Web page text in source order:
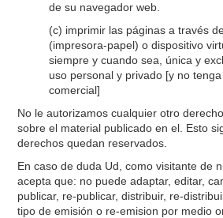
de su navegador web.
(c) imprimir las páginas a través
(impresora-papel) o dispositivo
siempre y cuando sea, única y
uso personal y privado [y no
comercial]
No le autorizamos cualquier otro
sobre el material publicado en el. Esto
derechos quedan reservados.
En caso de duda Ud, como visitante de
acepta que: no puede adaptar, editar,
publicar, re-publicar, distribuir, re-
tipo de emisión o re-emision por medio